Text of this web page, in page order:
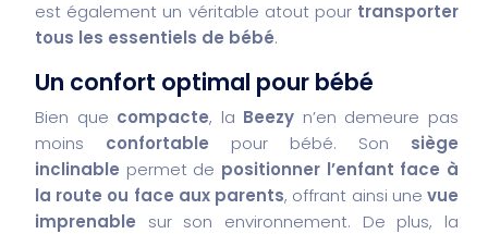
est également un véritable atout pour transporter
tous les essentiels de bébé.
Un confort optimal pour bébé
Bien que compacte, la Beezy n’en demeure pas
moins confortable pour bébé. Son siège
inclinable permet de positionner l’enfant face à
la route ou face aux parents, offrant ainsi unevue
imprenable sur son environnement. De plus, la